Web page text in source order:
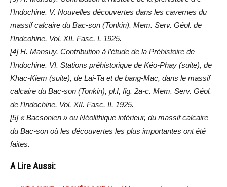
l’Indochine. V. Nouvelles découvertes dans les cavernes du
massif calcaire du Bac-son (Tonkin). Mem. Serv. Géol. de
l’Indcohine. Vol. XII. Fasc. I. 1925.
[4] H. Mansuy. Contribution à l’étude de la Préhistoire de
l’Indochine. VI. Stations préhistorique de Kéo-Phay (suite), de
Khac-Kiem (suite), de Lai-Ta et de bang-Mac, dans le massif
calcaire du Bac-son (Tonkin), pl.I, fig. 2a-c. Mem. Serv. Géol.
de l’Indochine. Vol. XII. Fasc. II. 1925.
[5] « Bacsonien » ou Néolithique inférieur, du massif calcaire
du Bac-son où les découvertes les plus importantes ont été
faites.
A Lire Aussi: